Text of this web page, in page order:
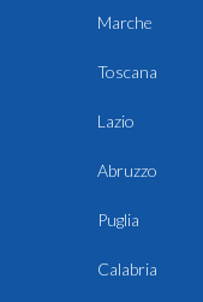
Marche
Toscana
Lazio
Abruzzo
Puglia
Calabria